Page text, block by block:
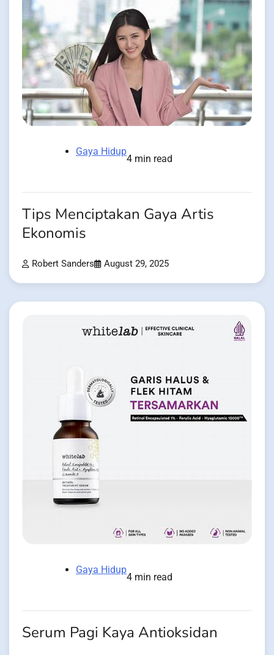
Gaya Hidup
4 min read
Tips Menciptakan Gaya Artis
Ekonomis
Robert Sanders August 29, 2025
Gaya Hidup
4 min read
Serum Pagi Kaya Antioksidan